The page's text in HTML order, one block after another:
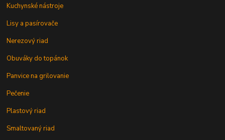
Kuchynské nástroje
Lisy a pasírovače
Nerezový riad
Obuváky do topánok
Panvice na grilovanie
Pečenie
Plastový riad
Smaltovaný riad